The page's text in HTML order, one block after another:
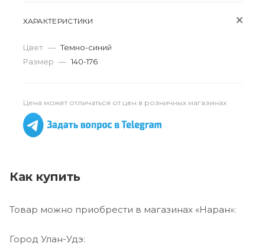
ХАРАКТЕРИСТИКИ
Цвет — Темно-синий
Размер — 140-176
Цена может отличаться от цен в розничных магазинах
Как купить
Товар можно приобрести в магазинах «Наран»:
Город Улан-Удэ: